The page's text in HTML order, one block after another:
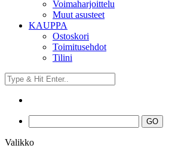
Voimaharjoittelu
Muut asusteet
KAUPPA
Ostoskori
Toimitusehdot
Tilini
Valikko